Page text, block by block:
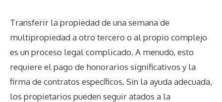
Transferir la propiedad de una semana de
multipropiedad a otro tercero o al propio complejo
es un proceso legal complicado. A menudo, esto
requiere el pago de honorarios significativos y la
firma de contratos específicos. Sin la ayuda adecuada,
los propietarios pueden seguir atados a la